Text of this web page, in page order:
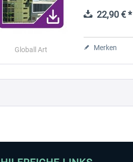
Globall Art
Flughafen in...
22,90 € *
Merken